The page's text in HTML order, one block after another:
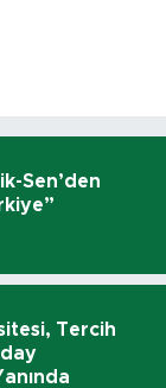
Sen’den
Tercih